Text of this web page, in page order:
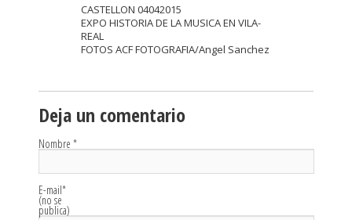
CASTELLON 04042015
EXPO HISTORIA DE LA MUSICA EN VILA-
REAL
FOTOS ACF FOTOGRAFIA/Angel Sanchez
Deja un comentario
Nombre *
E-mail*
(no se
publica)